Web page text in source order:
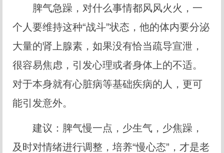
脾气急躁，对什么事情都风风火火，一
个人要维持这种“战斗”状态，他的体内要分泌
大量的肾上腺素，如果没有恰当疏导宣泄，
很容易焦虑，引发心理或者身体上的不适。
对于本身就有心脏病等基础疾病的人，更可
能引发意外。
建议：脾气慢一点，少生气，少焦躁，
及时对情绪进行调整，培养“慢心态”，才是老